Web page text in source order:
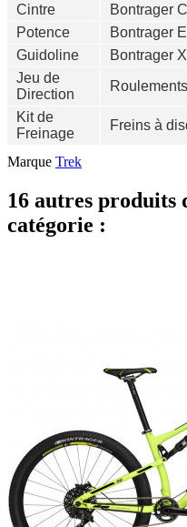
Cintre
Bontrager
Potence
Bontrager
Guidoline
Bontrager
Jeu de
Direction
Kit de
Freinage
Freins à
Marque Trek
16 autres produits
catégorie :